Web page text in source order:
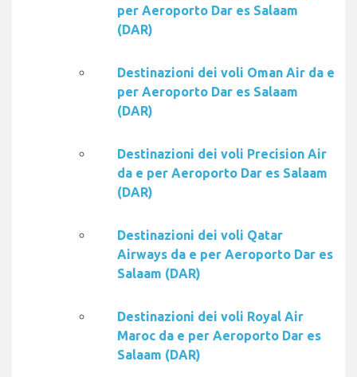
per Aeroporto Dar es Salaam
(DAR)
Destinazioni dei voli Oman Air da e
per Aeroporto Dar es Salaam
(DAR)
Destinazioni dei voli Precision Air
da e per Aeroporto Dar es Salaam
(DAR)
Destinazioni dei voli Qatar
Airways da e per Aeroporto Dar es
Salaam (DAR)
Destinazioni dei voli Royal Air
Maroc da e per Aeroporto Dar es
Salaam (DAR)